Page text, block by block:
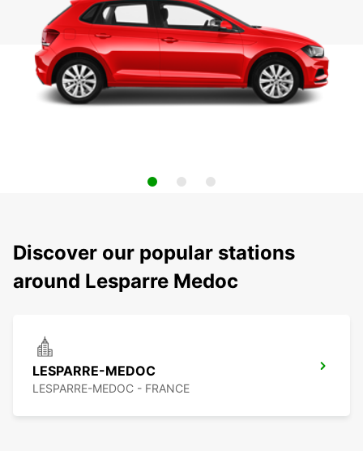
Discover our popular stations
around Lesparre Medoc
LESPARRE-MEDOC
LESPARRE-MEDOC - FRANCE